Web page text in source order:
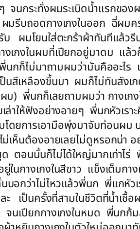
จนกระทั่งผมระเบิดน้ำแรกขอ
มรีบถอดกางเกงในออก ฉี่ผม
ผมโยนใส่ตะกร้าผ้าทันทีแล้ว
งเกงในผมที่เปียกอยู่มาดม แล้
นกก็ไม่มาถามผมว่ามันคืออะไ
นสีเหลืองขึ้นมา ผมก็ไม่ทันสัง
ม) พี่นกก็เลยถามผมว่า กางเก
าให้ฟังอย่างอายๆ พี่นกหัวเรา
ดยการเอามือพุ่งมาจับท่อนผ
ห็นต้องอายเลยไม่ดูหรอกน่า
ตอนนั้นก็ไม่ได้ใหญ่มากเท่าไ
ในกางเกงในสีขาว แข็งเต็มก
อกว่าไม่ไหวแล้วพี่นก พี่แกหัว
ละ เป็นครั้งที่สามในชีวิตที่น้ำเ
นเปียกกางเกงในหมด พี่นกก้ม